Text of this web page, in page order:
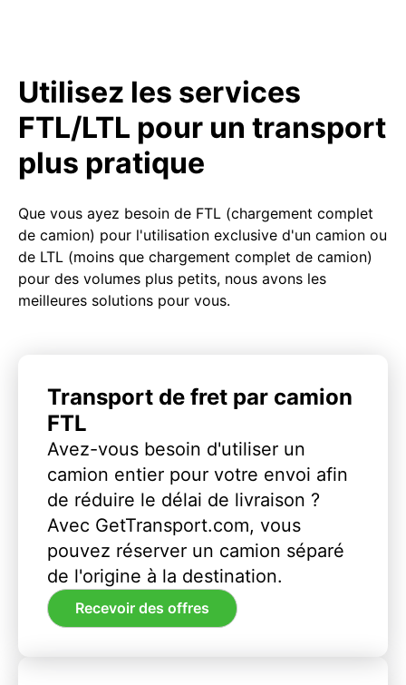
Utilisez les services
FTL/LTL pour un transport
plus pratique
Que vous ayez besoin de FTL (chargement complet
de camion) pour l'utilisation exclusive d'un camion ou
de LTL (moins que chargement complet de camion)
pour des volumes plus petits, nous avons les
meilleures solutions pour vous.
Transport de fret par camion
FTL
Avez-vous besoin d'utiliser un
camion entier pour votre envoi afin
de réduire le délai de livraison ?
Avec GetTransport.com, vous
pouvez réserver un camion séparé
de l'origine à la destination.
Recevoir des offres